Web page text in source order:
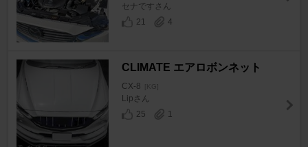
セナですさん
21
4
CLIMATE エアロボンネット
CX-8 [KG]
Lipさん
25
1